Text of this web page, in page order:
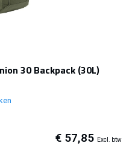
30 Backpack (30L)
€ 57,85 Excl. btw